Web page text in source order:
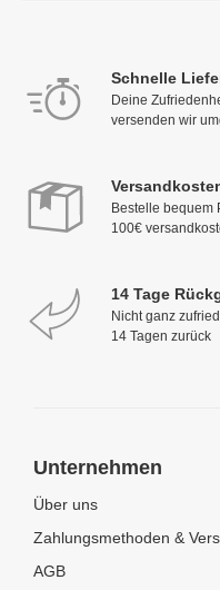
Schnelle
Deine
versenden wir
Bestelle bequem
100€
14 Tage
Nicht ganz
14 Tagen zurück
Unternehmen
Über uns
Zahlungsmethoden &
AGB